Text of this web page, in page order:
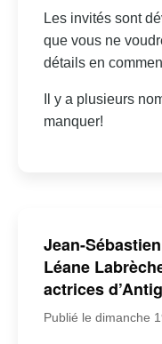
Les invités sont
que vous ne
détails en
Il y a plusieurs
manquer!
Jean-
Léane
actrices
Publié le dimanche